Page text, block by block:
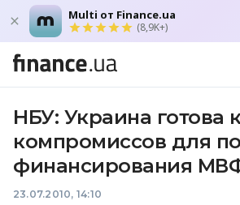
Multi от Finance.ua
(8,9K+)
НБУ: Украина готова
компромиссов для
финансирования
23.07.2010, 14:10